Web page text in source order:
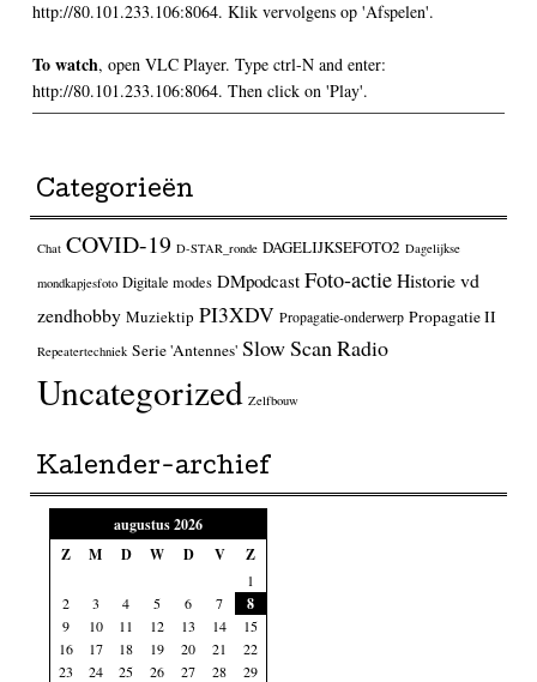
http://80.101.233.106:8064. Klik vervolgens op 'Afspelen'.
To watch, open VLC Player. Type ctrl-N and enter:
http://80.101.233.106:8064. Then click on 'Play'.
Categorieën
Chat COVID-19 D-STAR_ronde DAGELIJKSEFOTO2 Dagelijkse
mondkapjesfoto Digitale modes DMpodcast Foto-actieHistorie vd
zendhobby Muziektip PI3XDV Propagatie-onderwerp Propagatie II
Repeatertechniek Serie 'Antennes' Slow Scan Radio
Uncategorized Zelfbouw
Kalender-archief
augustus 2026
Z
M D W D V Z
1
2
3 4 5 6 7 8
9 10 11 12 13 14
15
16
17 18 19 20 21
22
23
24 25 26 27 28
29